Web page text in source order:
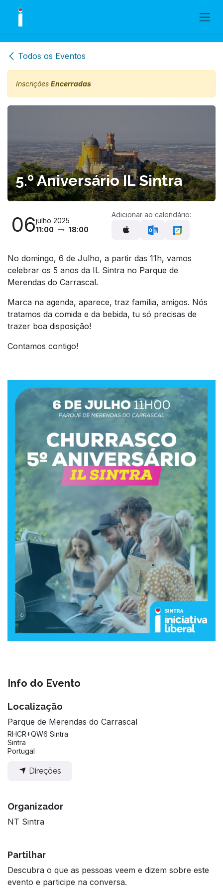
Skip to Content
Todos os Eventos
Inscrições Encerradas
5.º Aniversário IL Sintra
06julho 2025
11:00
18:00
Adicionar ao calendário:
No domingo, 6 de Julho, a partir das 11h, vamos
celebrar os 5 anos da IL Sintra no Parque de
Merendas do Carrascal.
Marca na agenda, aparece, traz família, amigos. Nós
tratamos da comida e da bebida, tu só precisas de
trazer boa disposição!
Contamos contigo!
Info do Evento
Localização
Parque de Merendas do Carrascal
RHCR+QW6 Sintra
Sintra
Portugal
Direções
Organizador
NT Sintra
Partilhar
Descubra o que as pessoas veem e dizem sobre este
evento e participe na conversa.